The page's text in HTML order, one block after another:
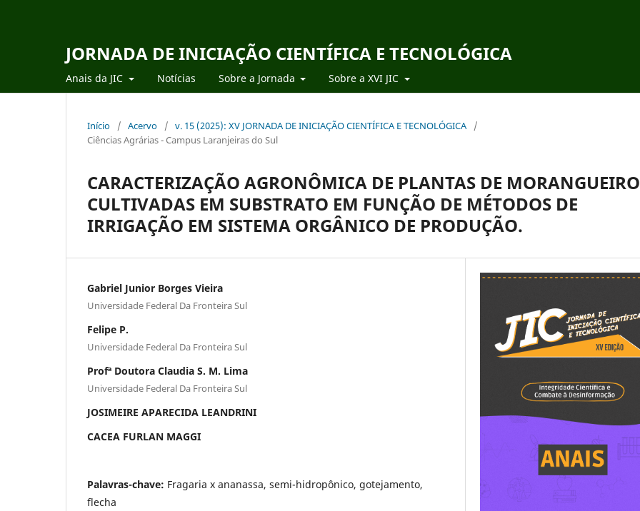
JORNADA DE INICIAÇÃO CIENTÍFICA E TECNOLÓGICA
Anais da JIC Notícias Sobre a Jornada Sobre a XVI JIC
Início / Acervo / v. 15 (2025): XV JORNADA DE INICIAÇÃO CIENTÍFICA E TECNOLÓGICA
/
Ciências Agrárias - Campus Laranjeiras do Sul
CARACTERIZAÇÃO AGRONÔMICA DE PLANTAS DE MORANGUEIRO
CULTIVADAS EM SUBSTRATO EM FUNÇÃO DE MÉTODOS DE
IRRIGAÇÃO EM SISTEMA ORGÂNICO DE PRODUÇÃO.
Gabriel Junior Borges Vieira
Universidade Federal Da Fronteira Sul
Felipe P.
Universidade Federal Da Fronteira Sul
Profª Doutora Claudia S. M. Lima
Universidade Federal Da Fronteira Sul
JOSIMEIRE APARECIDA LEANDRINI
CACEA FURLAN MAGGI
Palavras-chave: Fragaria x ananassa, semi-hidropônico, gotejamento,
flecha